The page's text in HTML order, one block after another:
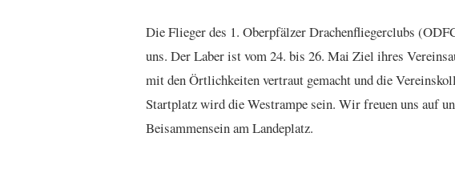
Die Flieger des 1. Oberpfälzer Drachenfliegerclubs
uns. Der Laber ist vom 24. bis 26. Mai Ziel ihres
mit den Örtlichkeiten vertraut gemacht und die
Startplatz wird die Westrampe sein. Wir freuen uns auf
Beisammensein am Landeplatz.